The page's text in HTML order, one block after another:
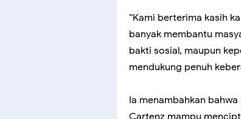
“Kami berterima kasih
banyak membantu
bakti sosial, maupun
mendukung penuh
Ia menambahkan
Cartenz mampu